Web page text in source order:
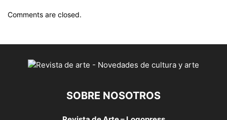
Comments are closed.
SOBRE NOSOTROS